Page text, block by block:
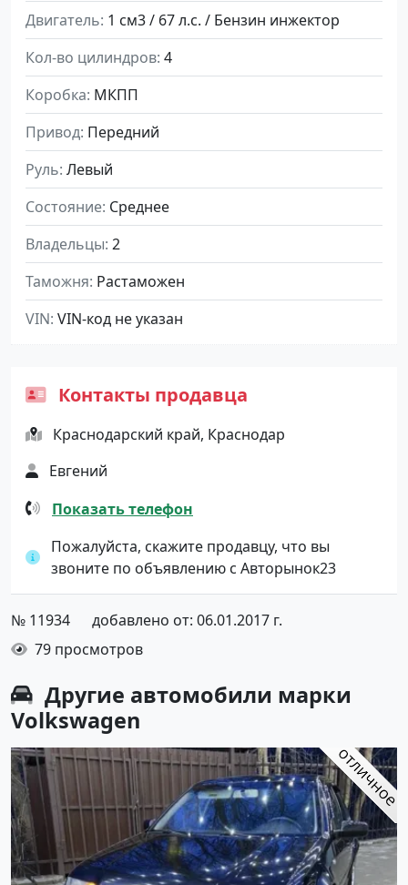
Двигатель 1 см3 / 67 л.с. / Бензин инжектор
Кол-во цилиндров 4
Коробка МКПП
Привод Передний
Руль Левый
Состояние Среднее
Владельцы 2
Таможня Растаможен
VIN VIN-код не указан
Контакты продавца
Краснодарский край, Краснодар
Евгений
Показать телефон
Пожалуйста, скажите продавцу, что вы
звоните по объявлению с Авторынок23
№ 11934
добавлено от: 06.01.2017 г.
79 просмотров
Другие автомобили марки
Volkswagen